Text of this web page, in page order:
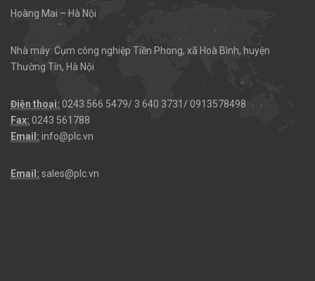
Hoàng Mai – Hà Nội
Nhà máy: Cụm công nghiệp Tiền Phong, xã Hoà Bình, huyện
Thường Tín, Hà Nội
Điện thoại: 0243 566 5479/ 3 640 3731/ 0913578498
Fax: 0243 561788
Email: info@plc.vn
Email: sales@plc.vn